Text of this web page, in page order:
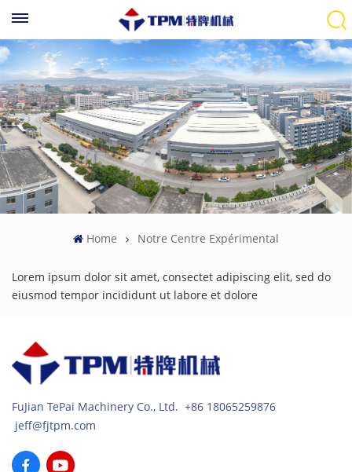
Home Notre Centre Expérimental
Lorem ipsum dolor sit amet, consectet adipiscing elit, sed do
eiusmod tempor incididunt ut labore et dolore
FuJian TePai Machinery Co., Ltd. +86 18065259876
jeff@fjtpm.com